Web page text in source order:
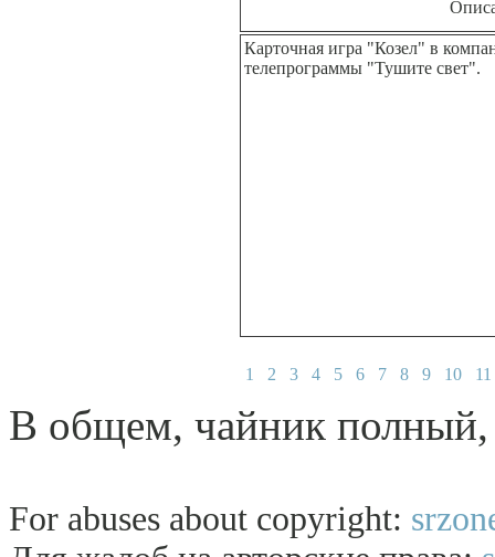
Карточная игра "Козел" в
телепрограммы "Тушите свет".
1 2 3 4 5 6 7 8 9 10 11
В общем, чайник полный,
For abuses about copyright: